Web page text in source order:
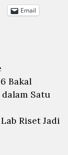
Email
Bakal
Satu
Riset Jadi